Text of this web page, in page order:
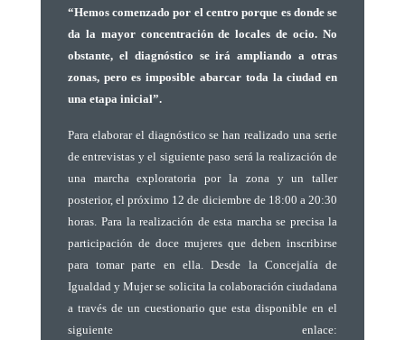
“Hemos comenzado por el centro porque es donde se
da la mayor concentración de locales de ocio. No
obstante, el diagnóstico se irá ampliando a otras
zonas, pero es imposible abarcar toda la ciudad en
una etapa inicial”.
Para elaborar el diagnóstico se han realizado una serie
de entrevistas y el siguiente paso será la realización de
una marcha exploratoria por la zona y un taller
posterior, el próximo 12 de diciembre de 18:00 a 20:30
horas. Para la realización de esta marcha se precisa la
participación de doce mujeres que deben inscribirse
para tomar parte en ella. Desde la Concejalía de
Igualdad y Mujer se solicita la colaboración ciudadana
a través de un cuestionario que esta disponible en el
siguiente enlace: